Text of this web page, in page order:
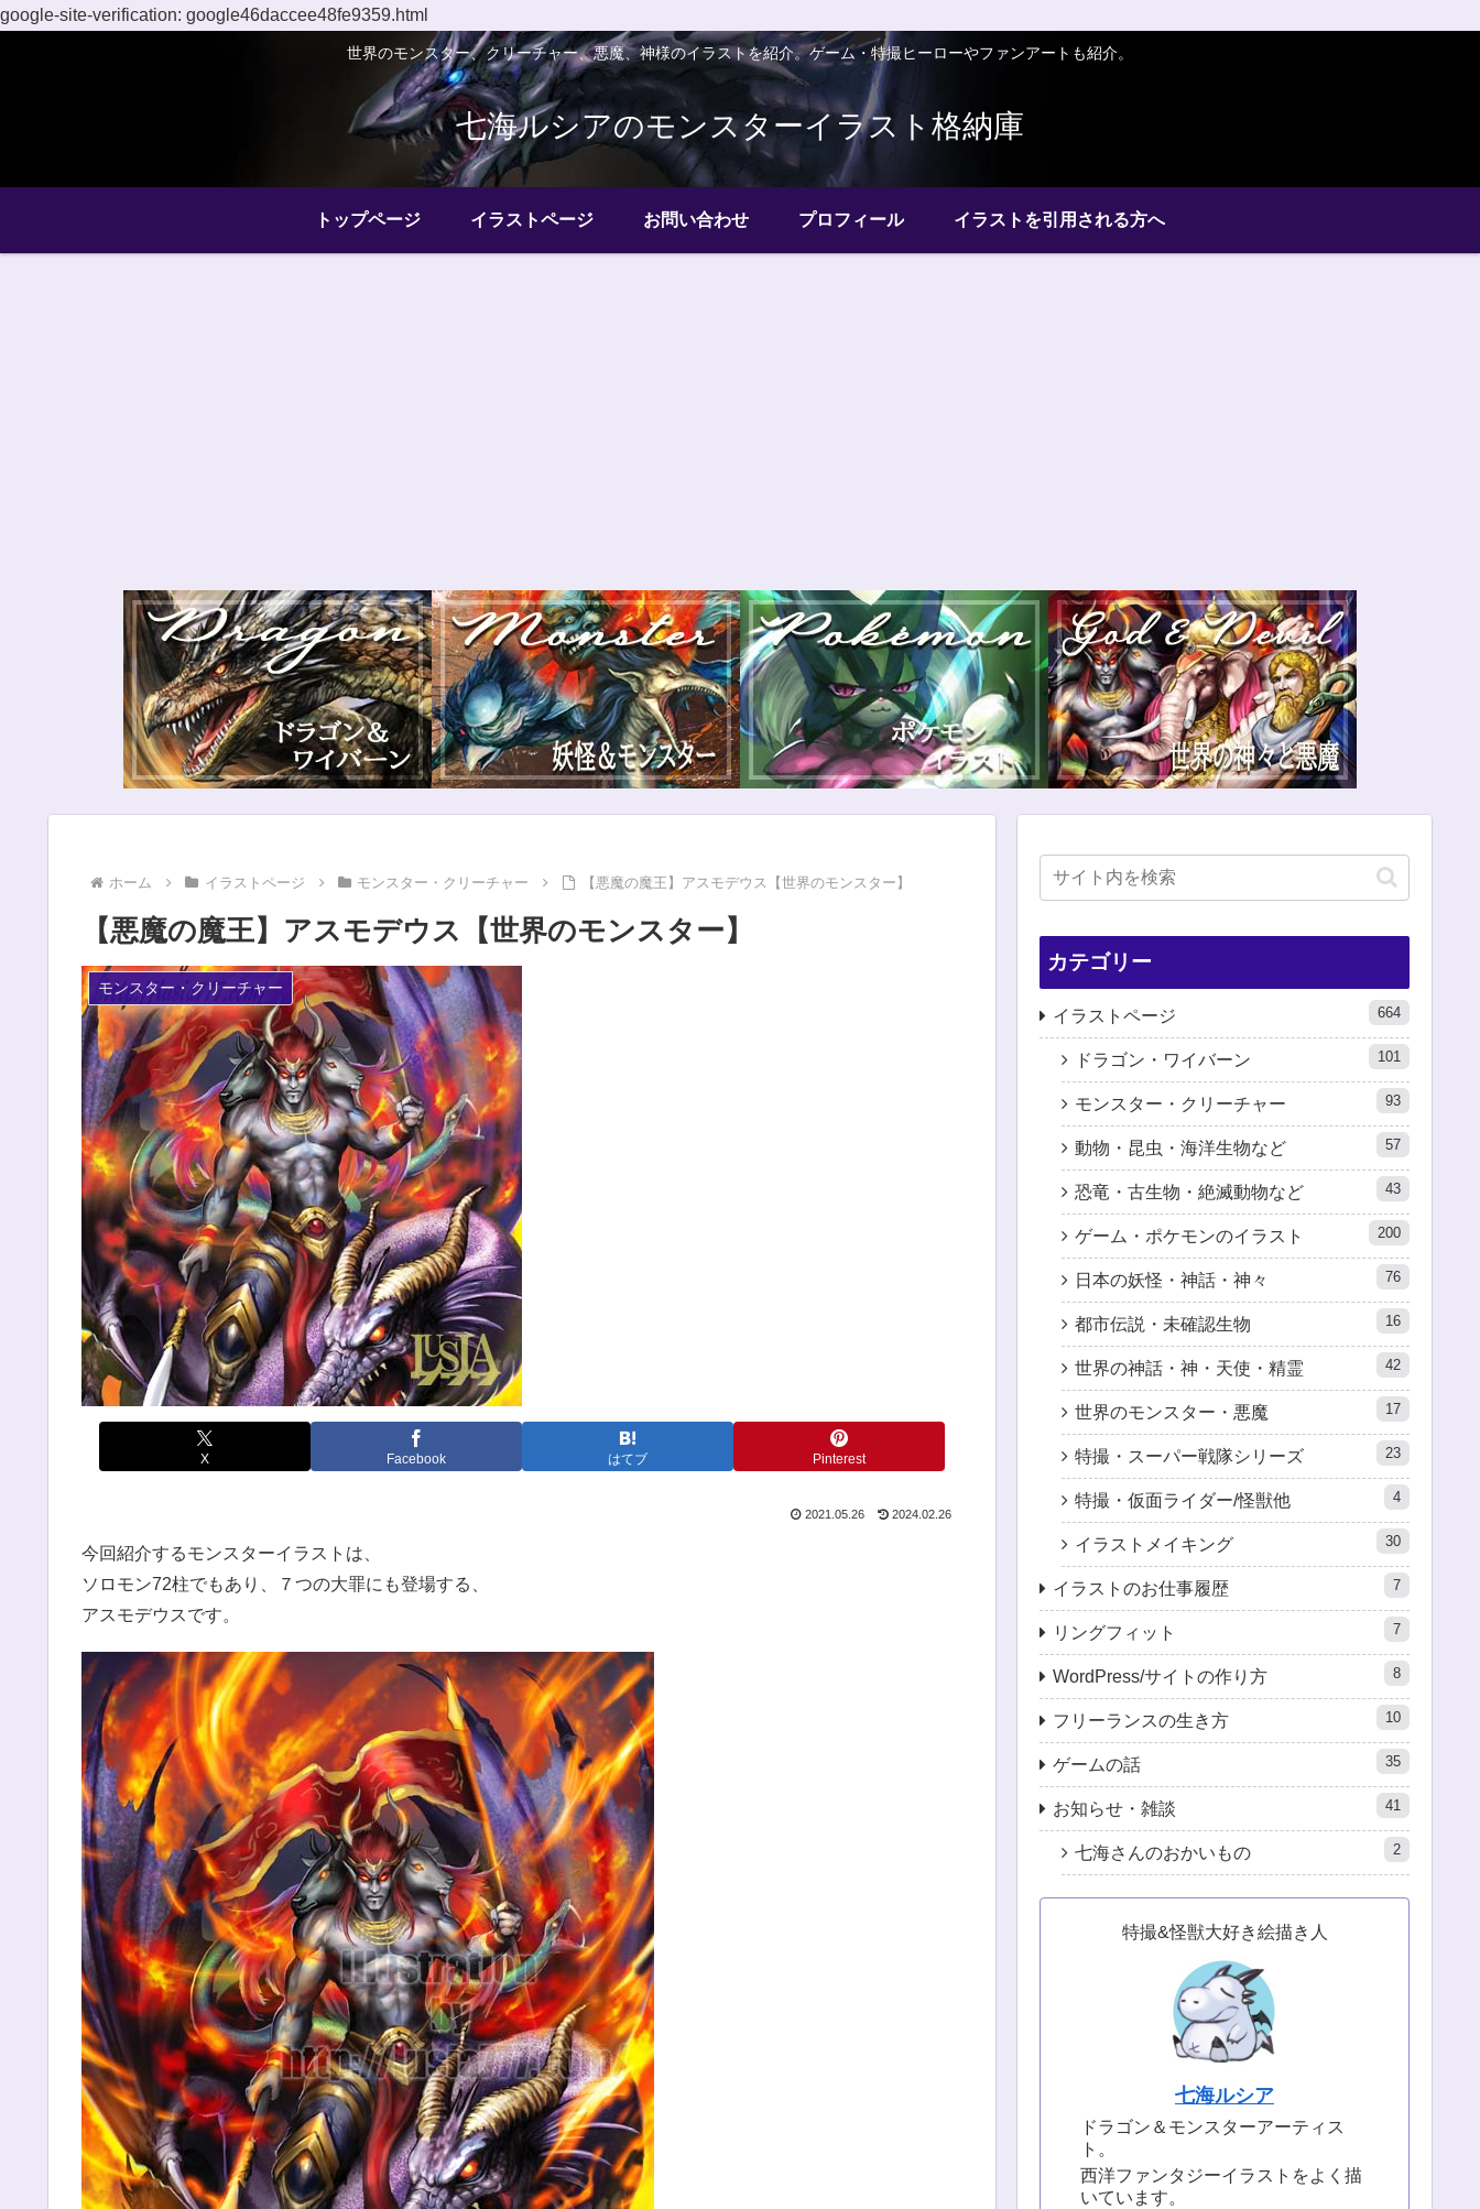
google-site-verification: google46daccee48fe9359.html
世界のモンスター、クリーチャー、悪魔、神様のイラストを紹介。ゲーム・特撮ヒーローやファンアートも紹介。
七海ルシアのモンスターイラスト格納庫
トップページ イラストページ お問い合わせ プロフィール イラストを引用される方へ
ホーム イラストページ モンスター・クリーチャー 【悪魔の魔王】アスモデウス【世界のモンスター】
【悪魔の魔王】アスモデウス【世界のモンスター】
モンスター・クリーチャー
X Facebook はてブ Pinterest
2021.05.26 2024.02.26
今回紹介するモンスターイラストは、
ソロモン72柱でもあり、７つの大罪にも登場する、
アスモデウスです。
カテゴリー
イラストページ 664
ドラゴン・ワイバーン 101
モンスター・クリーチャー 93
動物・昆虫・海洋生物など 57
恐竜・古生物・絶滅動物など 43
ゲーム・ポケモンのイラスト 200
日本の妖怪・神話・神々 76
都市伝説・未確認生物 16
世界の神話・神・天使・精霊 42
世界のモンスター・悪魔 17
特撮・スーパー戦隊シリーズ 23
特撮・仮面ライダー/怪獣他 4
イラストメイキング 30
イラストのお仕事履歴 7
リングフィット 7
WordPress/サイトの作り方 8
フリーランスの生き方 10
ゲームの話 35
お知らせ・雑談 41
七海さんのおかいもの 2
特撮&怪獣大好き絵描き人
七海ルシア
ドラゴン＆モンスターアーティス
ト。
西洋ファンタジーイラストをよく描
いています。